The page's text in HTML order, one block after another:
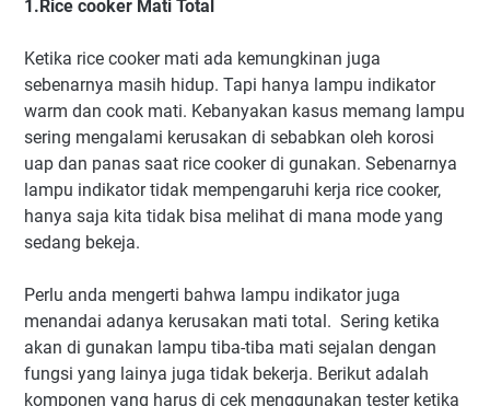
1.Rice cooker Mati Total
Ketika rice cooker mati ada kemungkinan juga
sebenarnya masih hidup. Tapi hanya lampu indikator
warm dan cook mati. Kebanyakan kasus memang lampu
sering mengalami kerusakan di sebabkan oleh korosi
uap dan panas saat rice cooker di gunakan. Sebenarnya
lampu indikator tidak mempengaruhi kerja rice cooker,
hanya saja kita tidak bisa melihat di mana mode yang
sedang bekeja.
Perlu anda mengerti bahwa lampu indikator juga
menandai adanya kerusakan mati total. Sering ketika
akan di gunakan lampu tiba-tiba mati sejalan dengan
fungsi yang lainya juga tidak bekerja. Berikut adalah
komponen yang harus di cek menggunakan tester ketika